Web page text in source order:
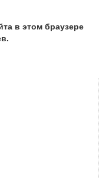
в этом браузере